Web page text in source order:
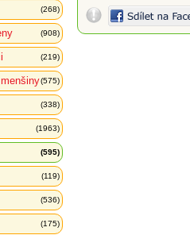
(268)
(908)
(219)
(575)
(338)
(1963)
(595)
(119)
(536)
(175)